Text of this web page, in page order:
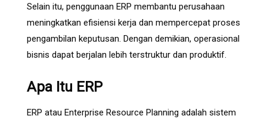
Selain itu, penggunaan ERP membantu perusahaan
meningkatkan efisiensi kerja dan mempercepat proses
pengambilan keputusan. Dengan demikian, operasional
bisnis dapat berjalan lebih terstruktur dan produktif.
Apa Itu ERP
ERP atau Enterprise Resource Planning adalah sistem